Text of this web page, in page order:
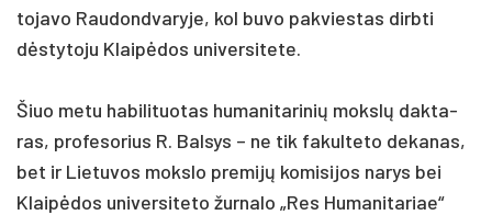
to­ja­vo Rau­dond­va­ry­je, kol bu­vo pa­kvies­tas dirb­ti
dėsty­to­ju Klaipė­dos uni­ver­si­te­te.
Šiuo me­tu ha­bi­li­tuo­tas hu­ma­ni­ta­ri­nių mokslų dak­ta­
ras, pro­fe­so­rius R. Bal­sys – ne tik fa­kul­te­to de­ka­nas,
bet ir Lie­tu­vos moks­lo pre­mijų ko­mi­si­jos na­rys bei
Klaipė­dos uni­ver­si­te­to žur­na­lo „Res Hu­ma­ni­ta­riae“